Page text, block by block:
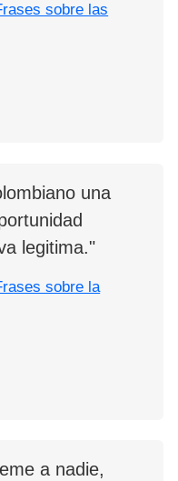
sobre las
una
legitima."
sobre la
a nadie,